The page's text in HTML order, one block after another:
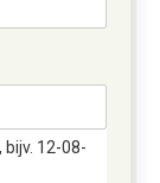
12-08-